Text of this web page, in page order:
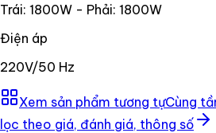
Trái: 1800W - Phải: 1800W
Điện áp
220V/50 Hz
Xem sản phẩm tương tựCùng
lọc theo giá, đánh giá, thông số